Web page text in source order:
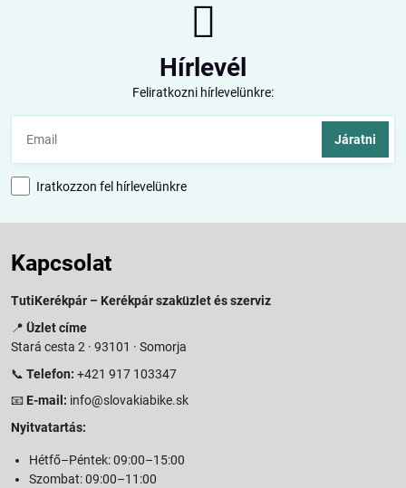
Hírlevél
Feliratkozni hírlevelünkre:
Járatni
Iratkozzon fel hírlevelünkre
Kapcsolat
TutiKerékpár – Kerékpár szaküzlet és szerviz
📍 Üzlet címe
Stará cesta 2 · 93101 · Somorja
📞 Telefon: +421 917 103347
📧 E-mail: info@slovakiabike.sk
Nyitvatartás:
Hétfő–Péntek: 09:00–15:00
Szombat: 09:00–11:00